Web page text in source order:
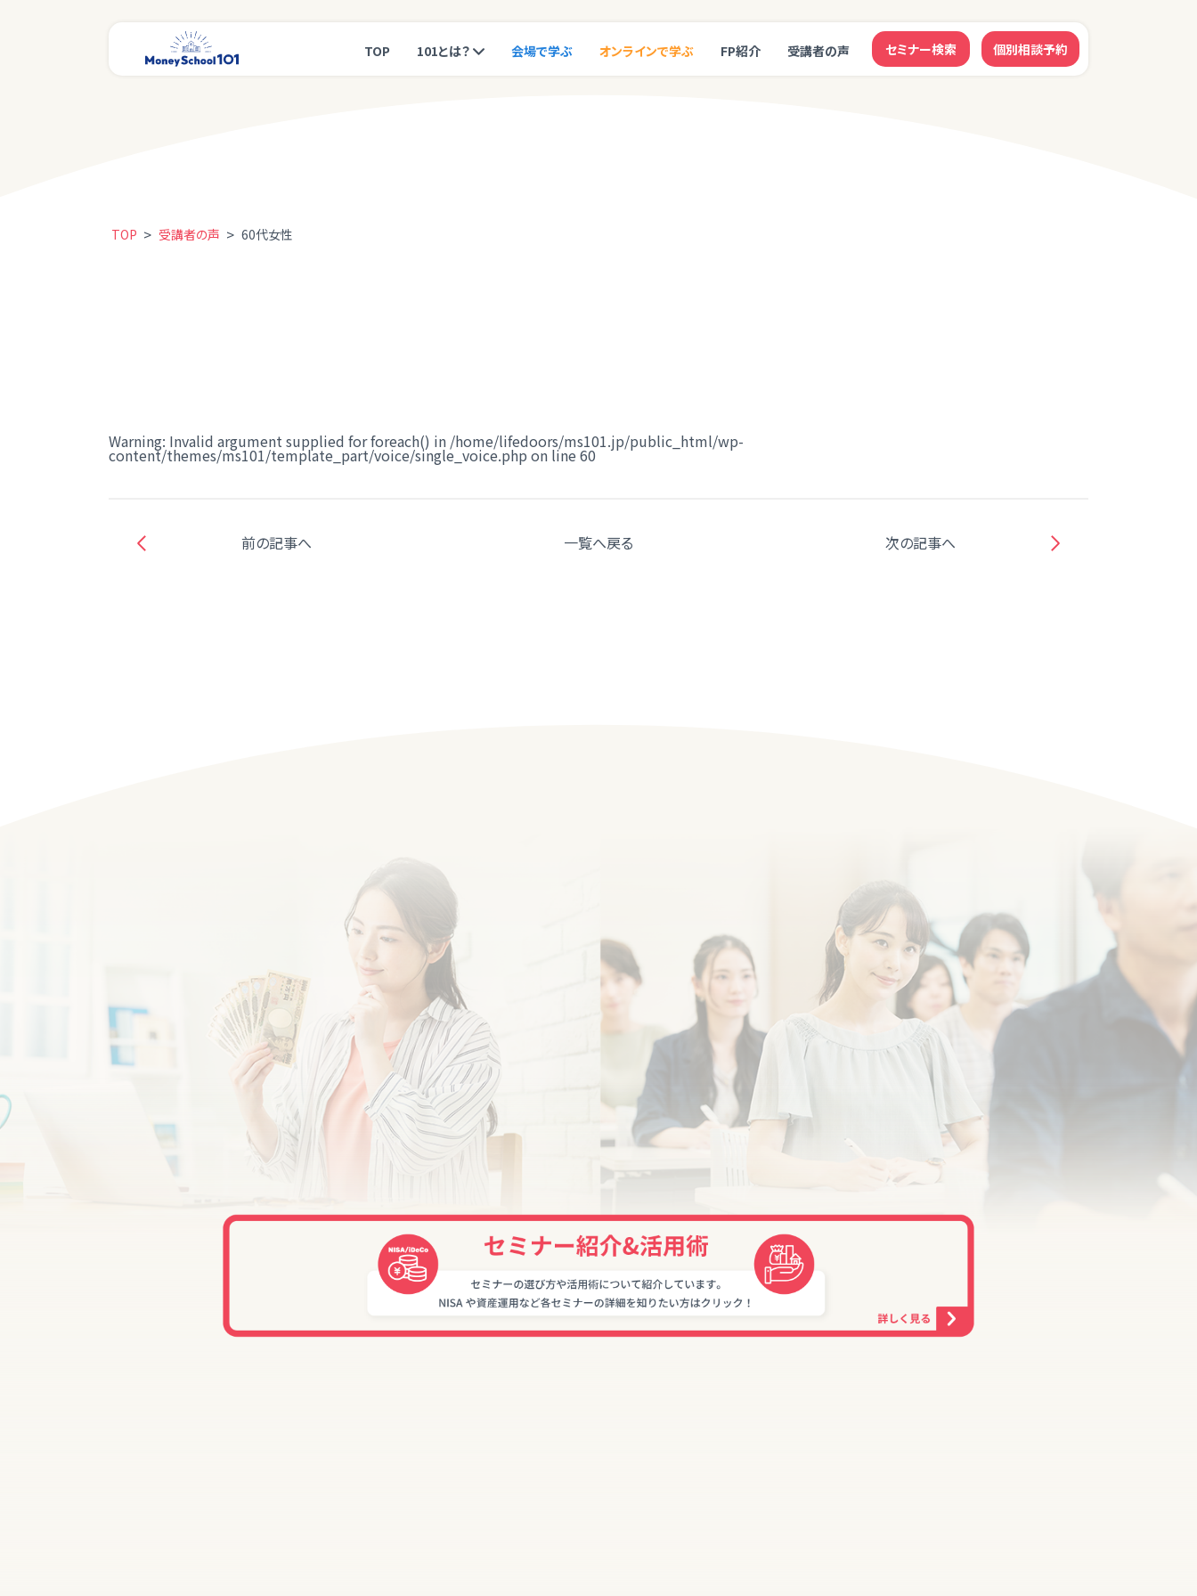
TOP 101とは？ 会場で学ぶ オンラインで学ぶ FP紹介 受講者の声 セミナー検索 個別相談予約
TOP > 受講者の声 > 60代女性
Warning: Invalid argument supplied for foreach() in /home/lifedoors/ms101.jp/public_html/wp-
content/themes/ms101/template_part/voice/single_voice.php on line 60
前の記事へ 一覧へ戻る 次の記事へ